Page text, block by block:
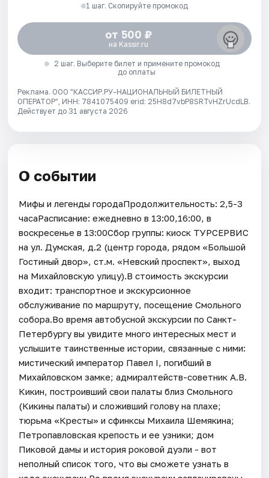
1 шаг. Скопируйте промокод
от 500 ₽
на Kassir.ru
2 шаг. Выберите билет и примените промокод
до оплаты
Реклама. ООО "КАССИР.РУ-НАЦИОНАЛЬНЫЙ БИЛЕТНЫЙ
ОПЕРАТОР", ИНН: 7841075409 erid: 25H8d7vbP8SRTvHZrUcdLB.
Действует до 31 августа 2026
О событии
Мифы и легенды городаПродолжительность: 2,5-3
часаРасписание: ежедневно в 13:00,16:00, в
воскресенье в 13:00Сбор группы: киоск ТУРСЕРВИС
на ул. Думская, д.2 (центр города, рядом «Большой
Гостиный двор», ст.м. «Невский проспект», выход
на Михайловскую улицу).В стоимость экскурсии
входит: транспортное и экскурсионное
обслуживание по маршруту, посещение Смольного
собора.Во время автобусной экскурсии по Санкт-
Петербургу вы увидите много интересных мест и
услышите таинственные истории, связанные с ними:
мистический император Павел I, погибший в
Михайловском замке; адмиралтейств-советник А.В.
Кикин, построивший свои палаты близ Смольного
(Кикины палаты) и сложивший голову на плахе;
тюрьма «Кресты» и сфинксы Михаила Шемякина;
Петропавловская крепость и ее узники; дом
Пиковой дамы и история роковой дуэли - вот
неполный список того, что вы сможете узнать в